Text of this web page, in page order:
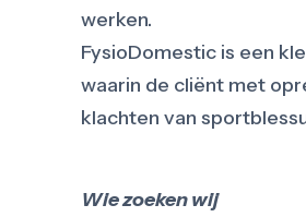
werken.
FysioDomestic is een
waarin de cliënt met
klachten van
Wie zoeken wij